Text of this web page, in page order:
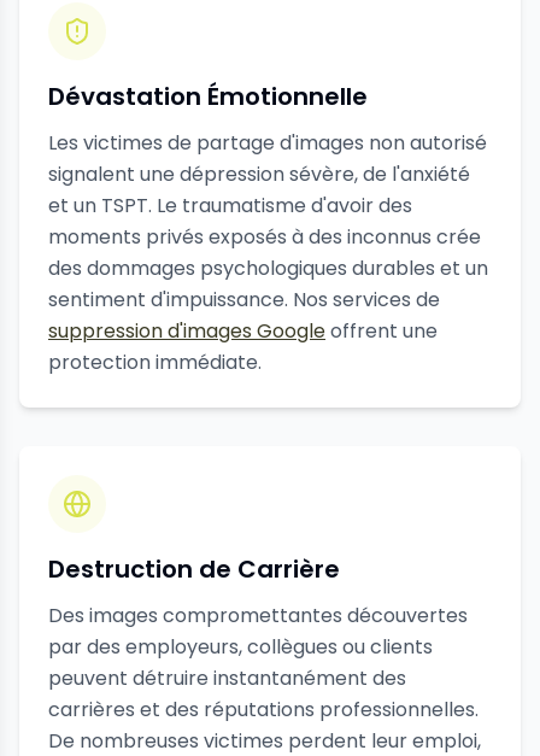
Dévastation Émotionnelle
Les victimes de partage d'images non autorisé
signalent une dépression sévère, de l'anxiété
et un TSPT. Le traumatisme d'avoir des
moments privés exposés à des inconnus crée
des dommages psychologiques durables et un
sentiment d'impuissance. Nos services de
suppression d'images Googleoffrent une
protection immédiate.
Destruction de Carrière
Des images compromettantes découvertes
par des employeurs, collègues ou clients
peuvent détruire instantanément des
carrières et des réputations professionnelles.
De nombreuses victimes perdent leur emploi,